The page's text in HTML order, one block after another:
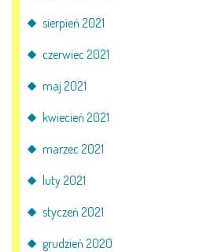
sierpień 2021
czerwiec 2021
maj 2021
kwiecień 2021
marzec 2021
luty 2021
styczeń 2021
grudzień 2020